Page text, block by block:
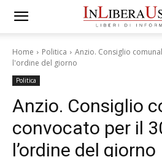
Home Politica
Anzio. Consiglio
l'ordine del giorno
Politica
Anzio. Consiglio
convocato per il
l’ordine del giorno